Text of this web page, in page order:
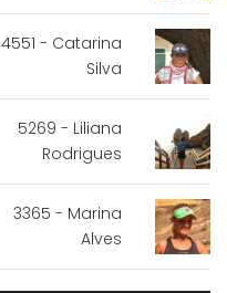
4551 - Catarina
Silva
5269 - Liliana
Rodrigues
3365 - Marina
Alves